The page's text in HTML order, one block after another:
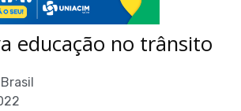
educação no trânsito